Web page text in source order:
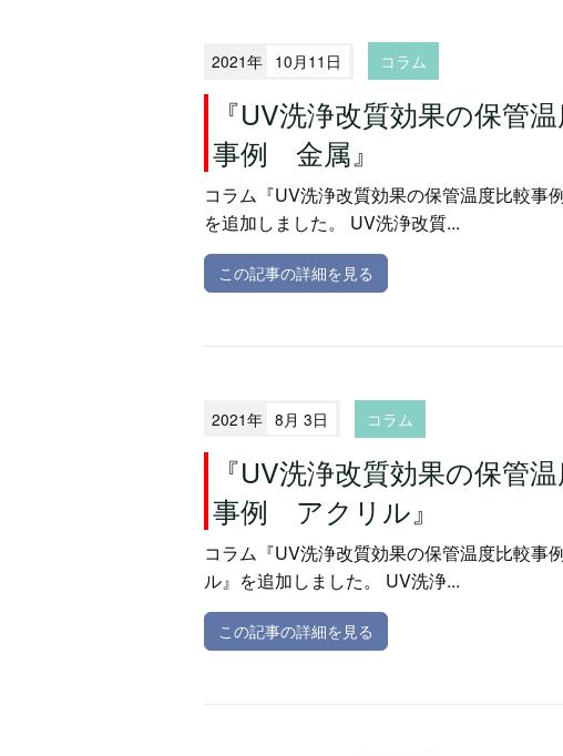
2021年 10月11日 コラム
『UV洗浄改質効果の保管
事例 金属』
コラム『UV洗浄改質効果の保管温度比較事例
を追加しました。 UV洗浄改質...
この記事の詳細を見る
2021年 8月 3日 コラム
『UV洗浄改質効果の保管
事例 アクリル』
コラム『UV洗浄改質効果の保管温度比較事
ル』を追加しました。 UV洗浄...
この記事の詳細を見る